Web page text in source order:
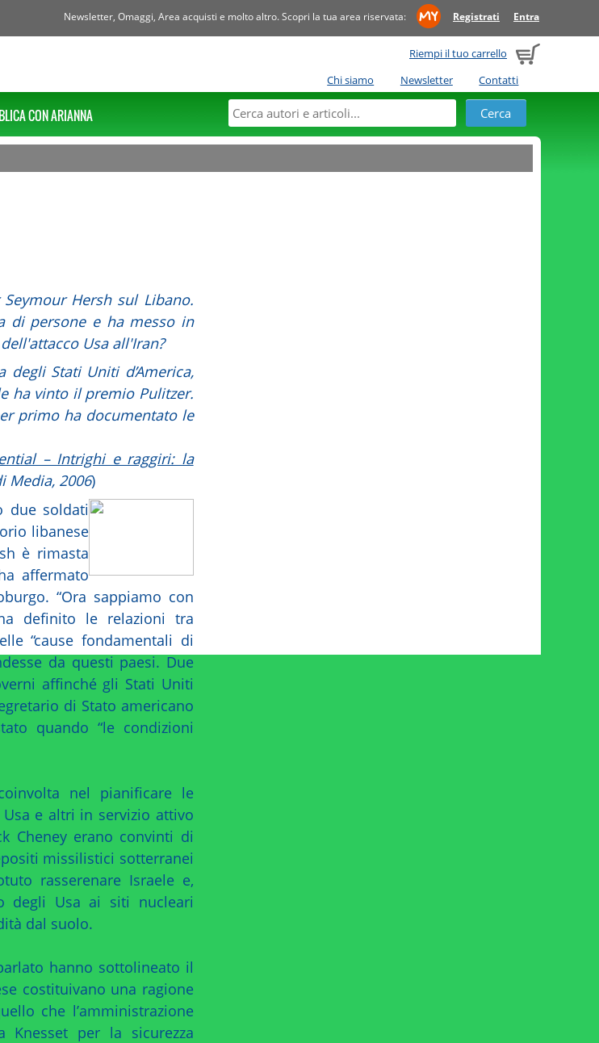
Newsletter, Omaggi, Area acquisti e molto altro. Scopri la tua area riservata: Registrati Entra
Riempi il tuo carrello
Chi siamo
Newsletter Contatti
CON ARIANNA
Hersh sul Libano.
di persone e ha messo in
Usa all'Iran?
Stati Uniti d’America,
ha vinto il premio Pulitzer.
primo ha documentato le
– Intrighi e raggiri: la
Media, 2006)
due soldati
libanese
è rimasta
affermato
“Ora sappiamo con
definito le relazioni tra
“cause fondamentali di
da questi paesi. Due
affinché gli Stati Uniti
di Stato americano
quando “le condizioni
nel pianificare le
e altri in servizio attivo
Cheney erano convinti di
missilistici sotterranei
rasserenare Israele e,
degli Usa ai siti nucleari
dal suolo.
hanno sottolineato il
costituivano una ragione
che l’amministrazione
Knesset per la sicurezza